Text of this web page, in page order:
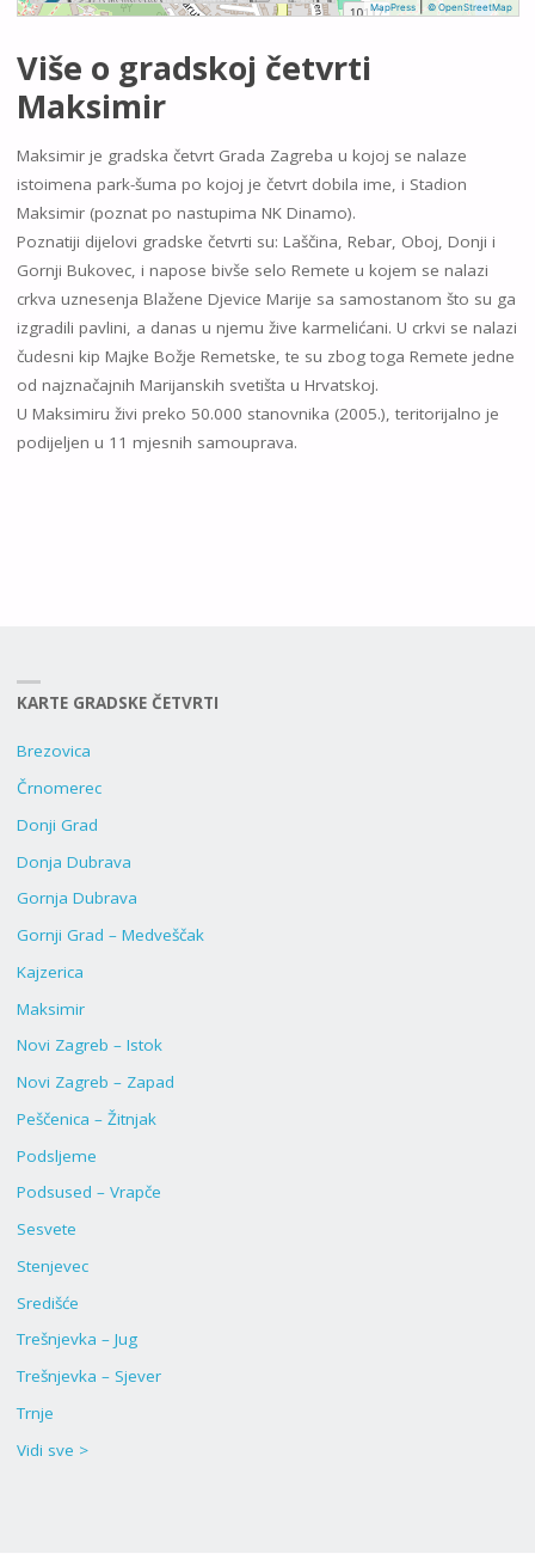
MapPress|© OpenStreetMap
Više o gradskoj četvrti
Maksimir
Maksimir je gradska četvrt Grada Zagreba u kojoj se nalaze
istoimena park-šuma po kojoj je četvrt dobila ime, i Stadion
Maksimir (poznat po nastupima NK Dinamo).
Poznatiji dijelovi gradske četvrti su: Laščina, Rebar, Oboj, Donji i
Gornji Bukovec, i napose bivše selo Remete u kojem se nalazi
crkva uznesenja Blažene Djevice Marije sa samostanom što su ga
izgradili pavlini, a danas u njemu žive karmelićani. U crkvi se nalazi
čudesni kip Majke Božje Remetske, te su zbog toga Remete jedne
od najznačajnih Marijanskih svetišta u Hrvatskoj.
U Maksimiru živi preko 50.000 stanovnika (2005.), teritorijalno je
podijeljen u 11 mjesnih samouprava.
KARTE GRADSKE ČETVRTI
Brezovica
Črnomerec
Donji Grad
Donja Dubrava
Gornja Dubrava
Gornji Grad – Medveščak
Kajzerica
Maksimir
Novi Zagreb – Istok
Novi Zagreb – Zapad
Peščenica – Žitnjak
Podsljeme
Podsused – Vrapče
Sesvete
Stenjevec
Središće
Trešnjevka – Jug
Trešnjevka – Sjever
Trnje
Vidi sve >